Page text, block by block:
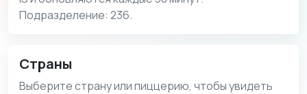
Подразделение: 236.
Страны
Выберите страну или пиццерию, чтобы увидеть